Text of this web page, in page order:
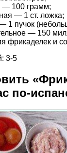
100 грамм;
— 1 ст. ложка;
1 пучок
— 150
фрикаделек и
3-5
по-